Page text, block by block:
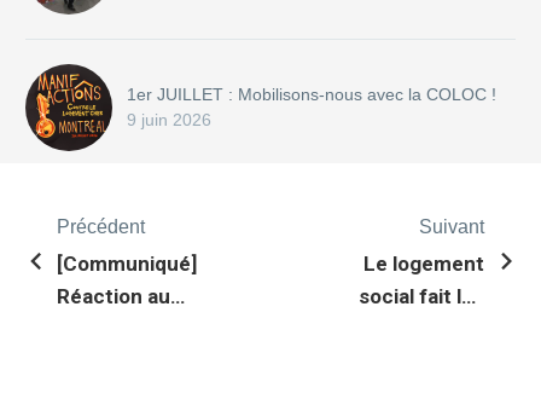
1er JUILLET : Mobilisons-nous avec la COLOC !
9 juin 2026
Précédent
[Communiqué]
Réaction au
Suivant
Le logement
social fait les